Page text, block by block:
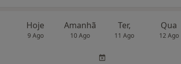
Hoje
9 Ago
Amanhã
10 Ago
Ter,
11 Ago
Qua
12 Ago